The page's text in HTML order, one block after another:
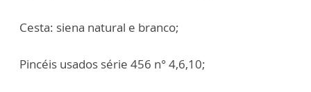
Cesta: siena natural e branco;
Pincéis usados série 456 n° 4,6,10;